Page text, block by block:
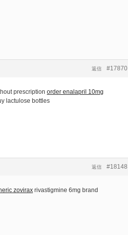
#17870
返信
prescription order enalapril 10mg
lactulose bottles
#18148
返信
zovirax rivastigmine 6mg brand